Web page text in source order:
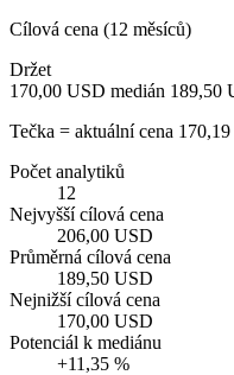
Cílová cena (12 měsíců)
Držet
170,00 USD medián 189,50
Tečka = aktuální cena
Počet analytiků
12
Nejvyšší cílová cena
206,00 USD
Průměrná cílová cena
189,50 USD
Nejnižší cílová cena
170,00 USD
Potenciál k mediánu
+11,35 %